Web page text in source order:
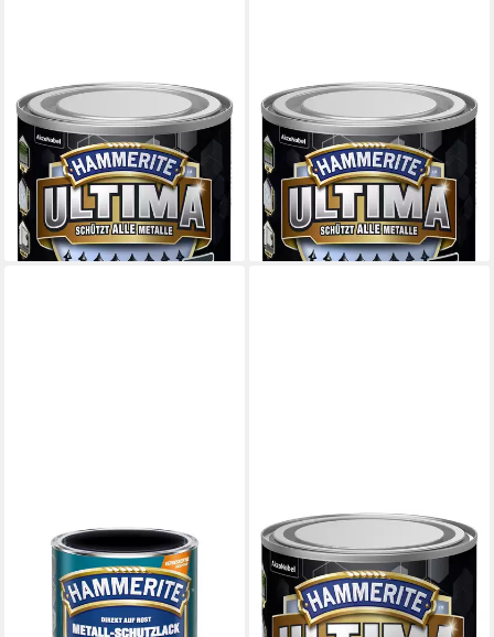
HAMMERITE
Metallschutzlack Hammerite
Metallschutzlack ULTIMA
glänzend
12,44 €
(49,76 €/ 1 l)
lieferbar - in 2-3 Werktagen bei dir
HAMMERITE
Metallschutzlack Hammerite
Metallschutzlack ULTIMA
glänzend
12,44 €
(49,76 €/ 1 l)
lieferbar - in 2-3 Werktagen bei dir
HAMMERITE
Metallschutzlack schwarz matt
/ 15753, hochgradig
Witterungsbeständig,
HAMMERITE
Metallschutzlack Hammerite
Metallschutzlack ULTIMA 750
ml
24,69 €